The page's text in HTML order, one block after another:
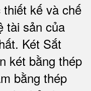
kế và chế
tài sản của
Két Sắt
két bằng thép
bằng thép